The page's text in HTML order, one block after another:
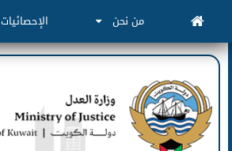
من نحن الإحصائيات